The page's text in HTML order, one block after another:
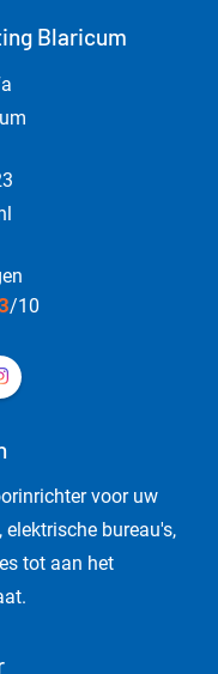
Blaricum
/10
Facebook Kantin -
ons op LinkedIn Kantin
Volg ons op Instagram
voor uw
bureau's,
tot aan het